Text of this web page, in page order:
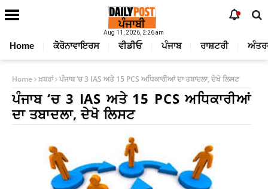
Aug 11, 2026, 2:26 am
Home ਕੋਰੋਨਾਵਾਇਰਸ ਵੀਡੀਓ ਪੰਜਾਬ ਰਾਸ਼ਟਰੀ
Home ਖ਼ਬਰਾਂ ਪੰਜਾਬ ‘ਚ 3 IAS ਅਤੇ 15 PCS ਅਧਿਕਾਰੀਆਂ ਦਾ ਤਬਾਦਲਾ, ਦੇਖੋ ਲਿਸਟ
ਪੰਜਾਬ ‘ਚ 3 IAS ਅਤੇ 15 PCS ਅਧਿਕਾਰੀਆਂ
ਦਾ ਤਬਾਦਲਾ, ਦੇਖੋ ਲਿਸਟ